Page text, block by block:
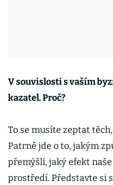
V souvislosti s vaším
kazatel. Proč?
To se musíte zeptat
Patrně jde o to, jakým
přemýšlí, jaký efekt
prostředí. Představte si